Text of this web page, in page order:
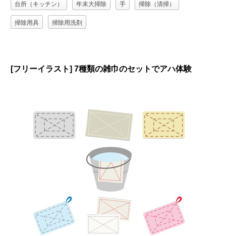
台所（キッチン） 年末大掃除 手 掃除（清掃）
掃除用具 掃除用洗剤
[フリーイラスト] 7種類の雑巾のセットでアハ体験